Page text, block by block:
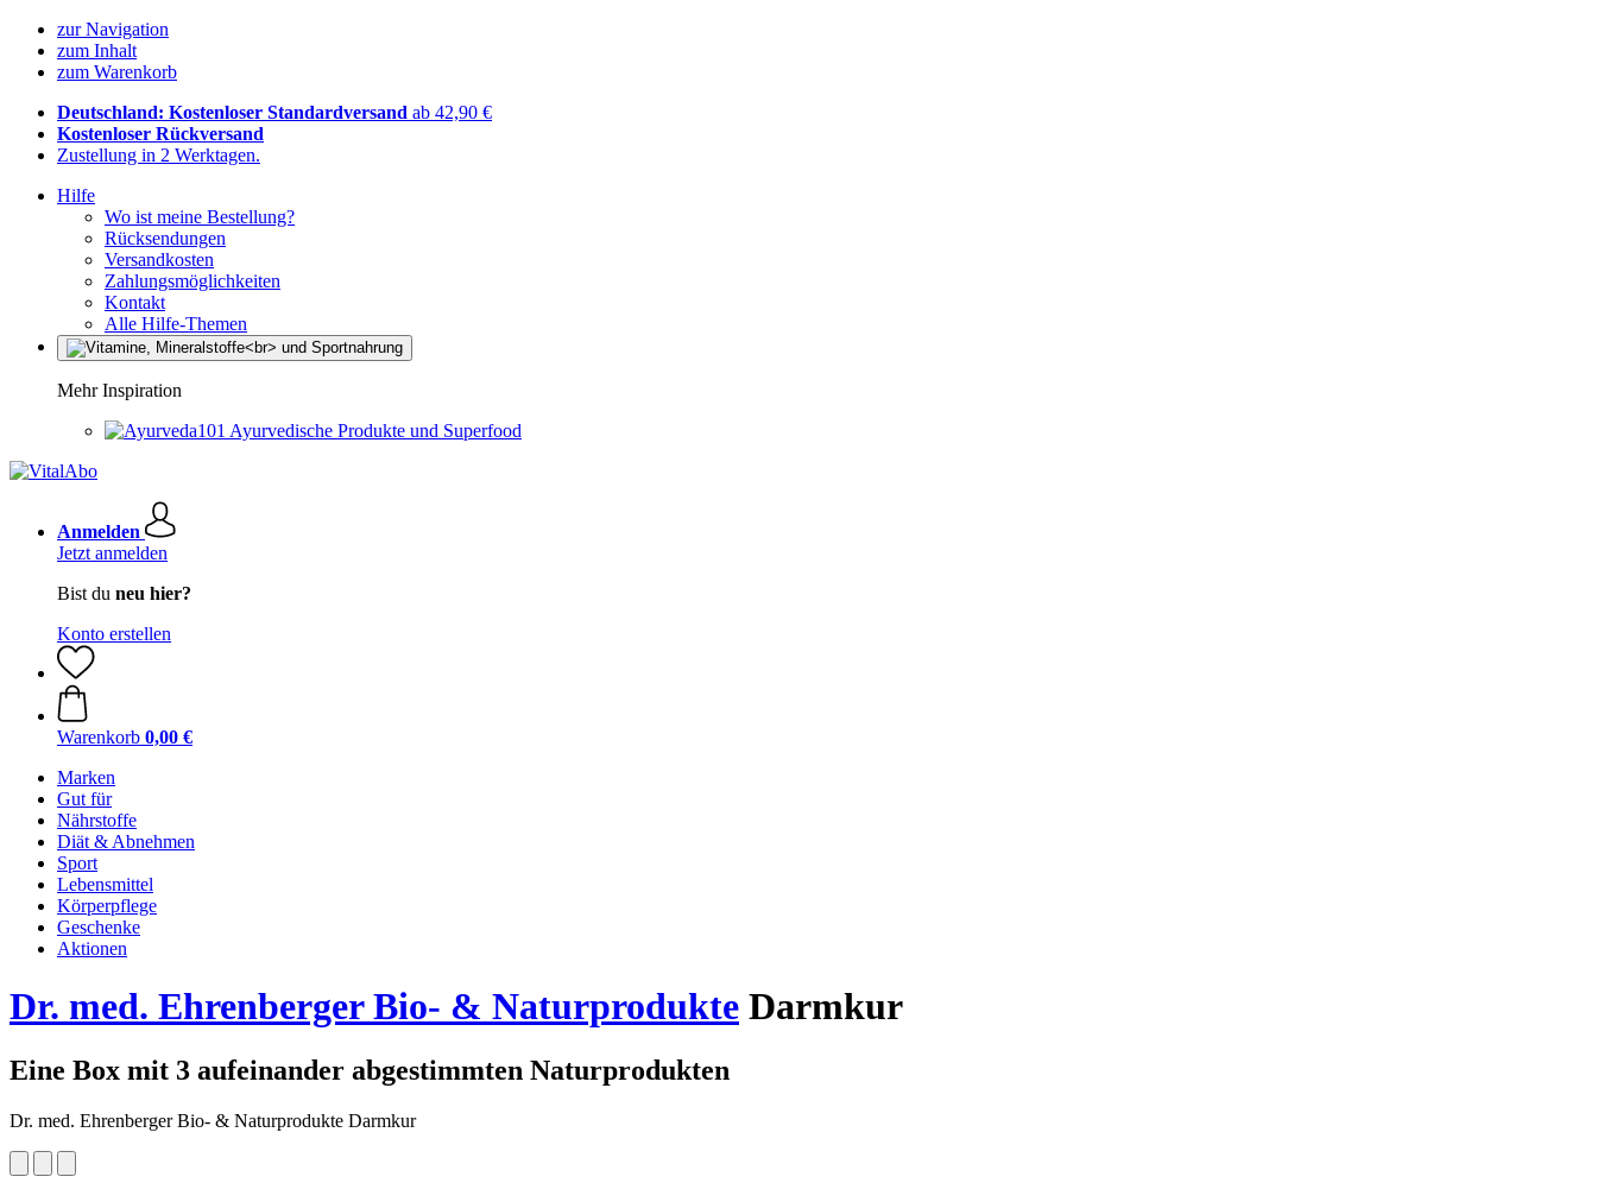
zur Navigation
zum Inhalt
zum Warenkorb
Deutschland: Kostenloser Standardversand ab 42,90 €
Kostenloser Rückversand
Zustellung in 2 Werktagen.
Hilfe
Wo ist meine Bestellung?
Rücksendungen
Versandkosten
Zahlungsmöglichkeiten
Kontakt
Alle Hilfe-Themen
Mehr Inspiration
Ayurvedische Produkte und Superfood
Anmelden
Jetzt anmelden
Bist du neu hier?
Konto erstellen
Warenkorb 0,00 €
Marken
Gut für
Nährstoffe
Diät & Abnehmen
Sport
Lebensmittel
Körperpflege
Geschenke
Aktionen
Dr. med. Ehrenberger Bio- & Naturprodukte Darmkur
Eine Box mit 3 aufeinander abgestimmten Naturprodukten
Dr. med. Ehrenberger Bio- & Naturprodukte Darmkur